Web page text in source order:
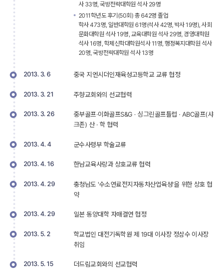
사 33명, 국방전략대학원 석사 29명
2011학년도 후기(50회) 총 642명 졸업
학사 473명, 일반대학원 61명(석사 42명, 박사 19명), 사회
문화대학원 석사 19명, 교육대학원 석사 29명, 경영대학원
석사 16명, 학제신학대학원석사 11명, 행정복지대학원 석사
20명, 국방전략대학원 석사 13명
2013. 3. 6 중국 지엔시더인재육성고등학교 교류 협정
2013. 3. 21 주향교회와의 선교협력
2013. 3. 26
중부골프·이화골프S&G · 싱그린골프틀럽 · ABC골프(샤
크존) 산 · 학 협력
2013. 4. 4 군수사령부 학술교류
2013. 4. 16 한남교육사랑과 상호교류 협력
2013. 4. 29
충청남도 '수소연료전지자동차산업육성'을 위한 상호 협
약
2013. 4. 29 일본 동양대학 자매결연 협정
2013. 5. 2
학교법인 대전기독학원 제 19대 이사장 정삼수 이사장
취임
2013. 5. 15 더드림교회와의 선교협력